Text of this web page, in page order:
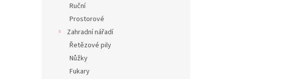
Ruční
Prostorové
Zahradní nářadí
Řetězové pily
Nůžky
Fukary